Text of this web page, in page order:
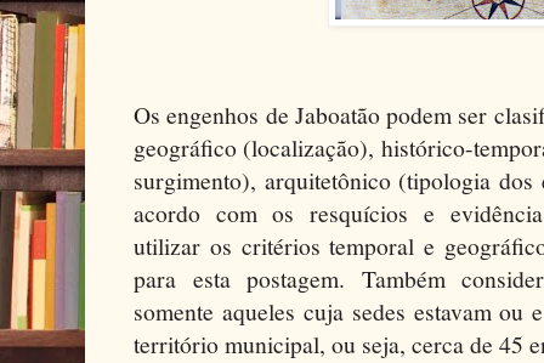
Os engenhos de Jaboatão podem ser
geográfico (localização), histórico-
surgimento), arquitetônico (tipologia
acordo com os resquícios e
utilizar os critérios temporal e
para esta postagem. Também
somente aqueles cuja sedes estavam ou
território municipal, ou seja, cerca de 45